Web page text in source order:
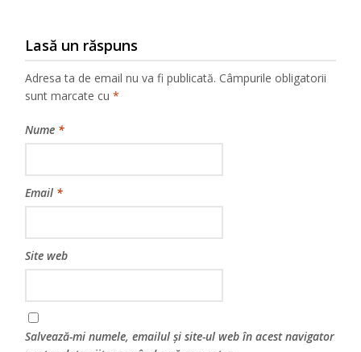
Lasă un răspuns
Adresa ta de email nu va fi publicată. Câmpurile obligatorii
sunt marcate cu*
Nume *
Email *
Site web
Salvează-mi numele, emailul și site-ul web în acest navigator